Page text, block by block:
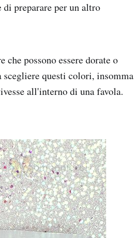
preparare per un altro
possono essere dorate o
scegliere questi colori, insomma
all'interno di una favola.